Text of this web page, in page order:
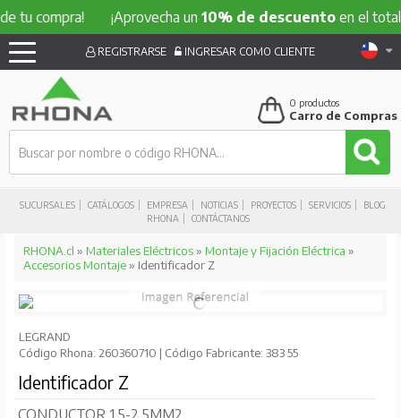
¡Aprovecha un10% de descuentoen el total de tu
SUCURSALES CATÁLOGOS EMPRESA NOTICIAS PROYECTOS SERVICIOS
BLOG
RHONA
CONTÁCTANOS
REGISTRARSE INGRESAR COMO CLIENTE
0 productos
Carro de Compras
RHONA.cl » Materiales Eléctricos» Montaje y Fijación Eléctrica »
Accesorios Montaje» Identificador Z
LEGRAND
Código Rhona: 260360710 | Código Fabricante: 383 55
Identificador Z